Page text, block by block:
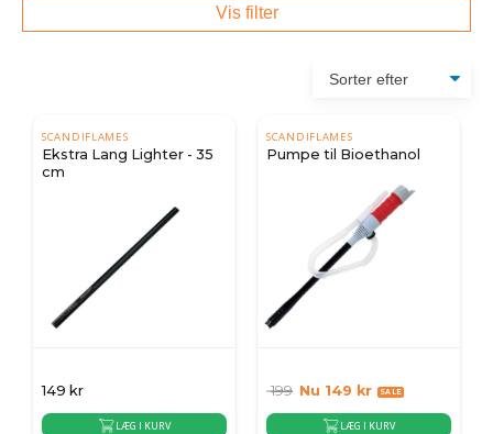
Vis filter
SCANDIFLAMES
Ekstra Lang Lighter - 35
cm
149 kr
LÆG I KURV
SCANDIFLAMES
Pumpe til Bioethanol
199 Nu 149 kr
LÆG I KURV